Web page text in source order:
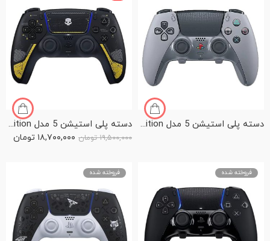
دسته پلی استیشن 5 مدل PS5 Dualsense Edge 30th Anniversary Limited Edition دسته پلی استیشن 5 مدل PS5 Dualsense HELLDIVERS 2 Limited Edition
۱۹,۵۰۰,۰۰۰ تومان ۱۸,۷۰۰,۰۰۰ تومان
فروخته شده فروخته شده